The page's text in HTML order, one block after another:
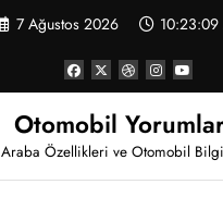
7 Ağustos 2026 10:23:09
Otomobil
Araba Özellikleri ve Otomobil